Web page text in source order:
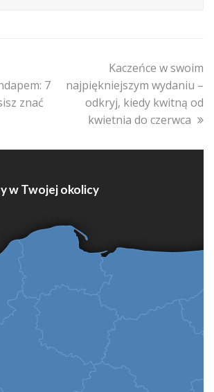
7
znać
next
post:
Kaczeńce w swoim
najpiękniejszym wydaniu –
odkryj, kiedy kwitną od
kwietnia do czerwca
w Twojej okolicy